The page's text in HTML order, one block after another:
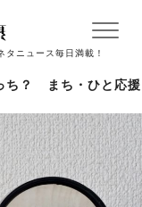
ニュース毎日満載！
ち？ まち・ひと応援